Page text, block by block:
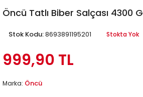
Öncü Tatlı Biber Salçası 4300 G
Stok Kodu:8693891195201 Stokta Yok
999,90 TL
Marka: Öncü